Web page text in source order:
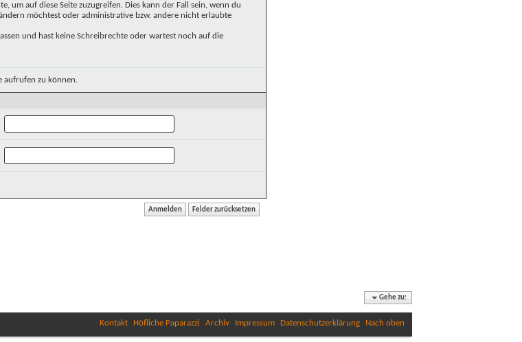
um auf diese Seite zuzugreifen. Dies kann der Fall sein, wenn du
möchtest oder administrative bzw. andere nicht erlaubte
und hast keine Schreibrechte oder wartest noch auf die
aufrufen zu können.
Gehe zu:
Kontakt Höfliche Paparazzi Archiv Impressum Datenschutzerklärung Nach oben